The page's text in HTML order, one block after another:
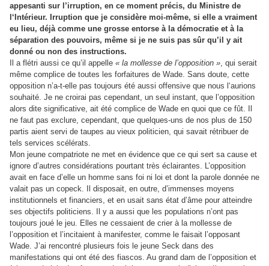
appesanti sur l’irruption, en ce moment précis, du Ministre de
l‘Intérieur. Irruption que je considère moi-même, si elle a vraiment
eu lieu, déjà comme une grosse entorse à la démocratie et à la
séparation des pouvoirs, même si je ne suis pas sûr qu’il y ait
donné ou non des instructions.
Il a flétri aussi ce qu’il appelle « la mollesse de l’opposition », qui serait
même complice de toutes les forfaitures de Wade. Sans doute, cette
opposition n’a-t-elle pas toujours été aussi offensive que nous l‘aurions
souhaité. Je ne croirai pas cependant, un seul instant, que l’opposition
alors dite significative, ait été complice de Wade en quoi que ce fût. Il
ne faut pas exclure, cependant, que quelques-uns de nos plus de 150
partis aient servi de taupes au vieux politicien, qui savait rétribuer de
tels services scélérats.
Mon jeune compatriote ne met en évidence que ce qui sert sa cause et
ignore d’autres considérations pourtant très éclairantes. L’opposition
avait en face d’elle un homme sans foi ni loi et dont la parole donnée ne
valait pas un copeck. Il disposait, en outre, d’immenses moyens
institutionnels et financiers, et en usait sans état d’âme pour atteindre
ses objectifs politiciens. Il y a aussi que les populations n’ont pas
toujours joué le jeu. Elles ne cessaient de crier à la mollesse de
l’opposition et l’incitaient à manifester, comme le faisait l’opposant
Wade. J’ai rencontré plusieurs fois le jeune Seck dans des
manifestations qui ont été des fiascos. Au grand dam de l’opposition et